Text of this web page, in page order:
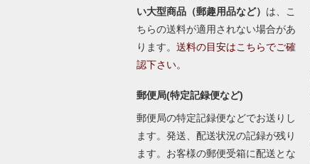
い大型商品（郵趣用品など） は、こ
ちらの送料が適用されない場合があ
ります。 送料の目安はこちらでご確
認下さい。
郵便局(特定記録便など)
郵便局の特定記録便などでお送りし
ます。発送、配送状況の記録が残り
ます。お客様の郵便受箱に配送とな